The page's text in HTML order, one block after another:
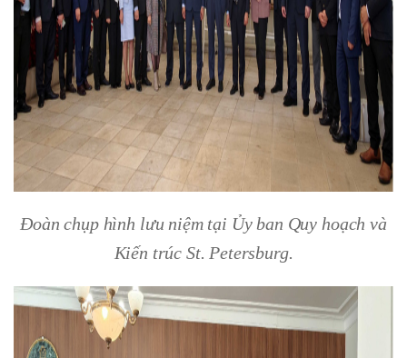
Đoàn chụp hình lưu niệm tại Ủy ban Quy hoạch và
Kiến trúc St. Petersburg.